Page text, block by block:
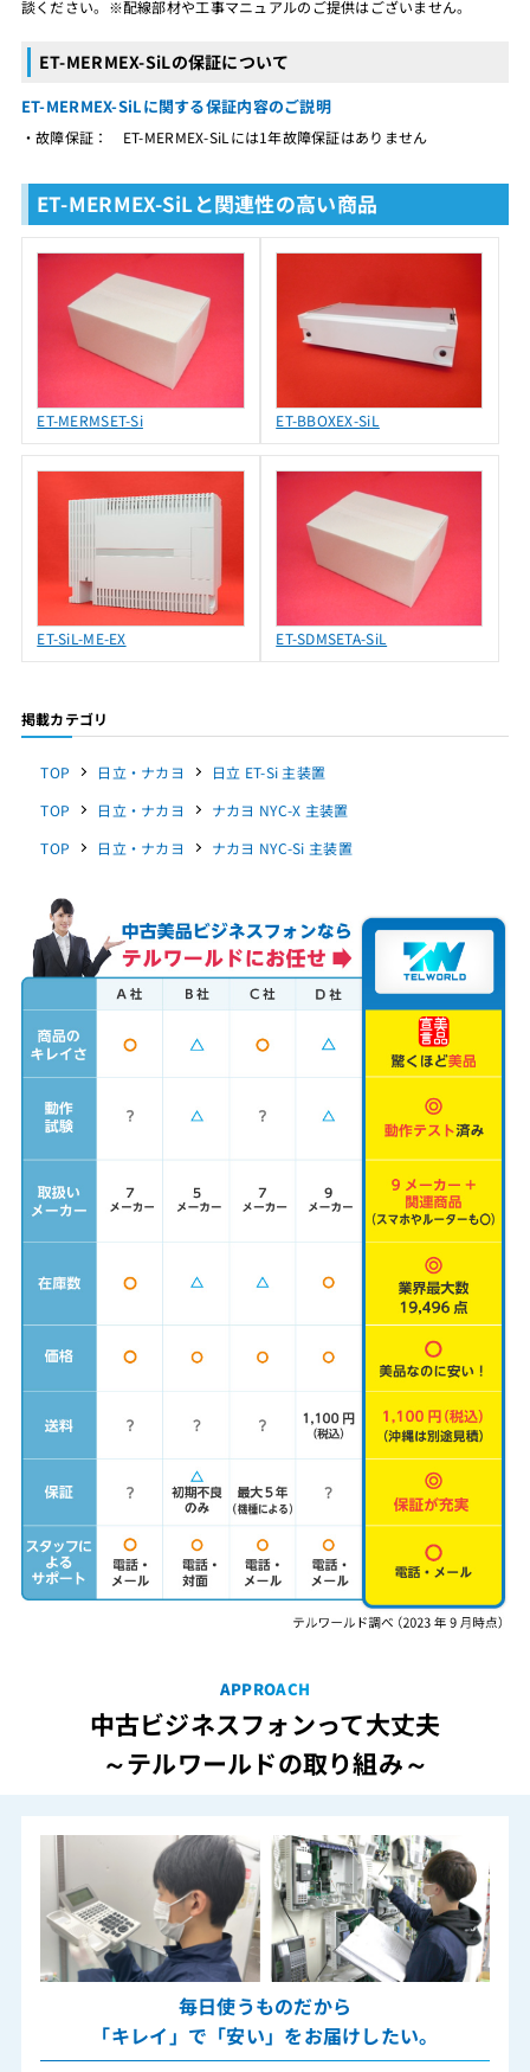
談ください。※配線部材や工事マニュアルのご提供はございません。
ET-MERMEX-SiLの保証について
ET-MERMEX-SiLに関する保証内容のご説明
・故障保証： ET-MERMEX-SiLには1年故障保証はありません
ET-MERMEX-SiLと関連性の高い商品
ET-MERMSET-Si ET-BBOXEX-SiL
ET-SiL-ME-EX ET-SDMSETA-SiL
掲載カテゴリ
TOP 日立・ナカヨ
日立 ET-Si 主装置
TOP
日立・ナカヨ
ナカヨ NYC-X 主装置
TOP
日立・ナカヨ ナカヨ NYC-Si 主装置
APPROACH
中古ビジネスフォンって大丈夫
～テルワールドの取り組み～
毎日使うものだから
「キレイ」で「安い」をお届けしたい。